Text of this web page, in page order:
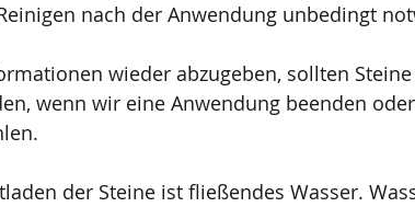
nach der Anwendung unbedingt
wieder abzugeben, sollten
wenn wir eine Anwendung beenden
der Steine ist fließendes Wasser.